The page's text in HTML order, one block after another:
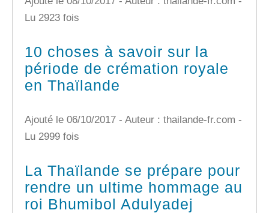
Lu 2923 fois
10 choses à savoir sur la
période de crémation royale
en Thaïlande
Ajouté le 06/10/2017 - Auteur : thailande-fr.com -
Lu 2999 fois
La Thaïlande se prépare pour
rendre un ultime hommage au
roi Bhumibol Adulyadej